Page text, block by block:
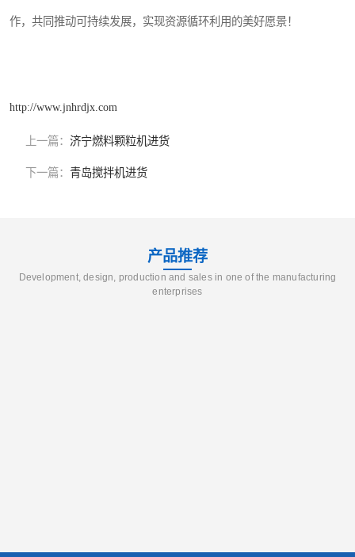
作，共同推动可持续发展，实现资源循环利用的美好愿景！
http://www.jnhrdjx.com
上一篇： 济宁燃料颗粒机进货
下一篇： 青岛搅拌机进货
产品推荐
Development, design, production and sales in one of the manufacturing
enterprises